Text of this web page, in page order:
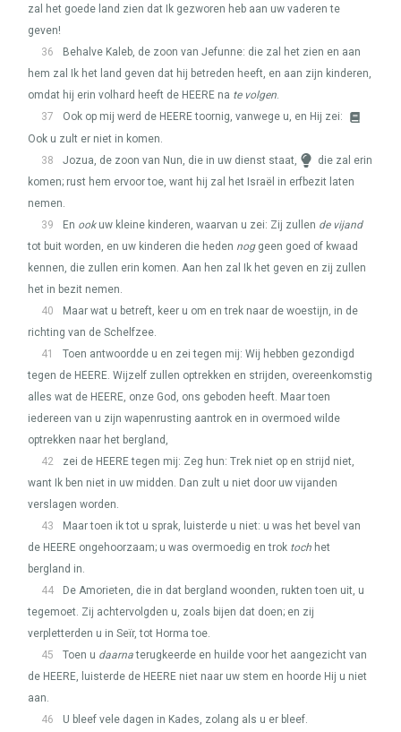
zal het goede land zien dat Ik gezworen heb aan uw vaderen te
geven!
36
Behalve Kaleb, de zoon van Jefunne: die zal het zien en aan
hem zal Ik het land geven dat hij betreden heeft, en aan zijn kinderen,
omdat hij erin volhard heeft de HEERE na te volgen.
37
Ook op mij werd de HEEREtoornig, vanwege u, en Hij zei:
Ook u zult er niet in komen.
38
Jozua, de zoon van Nun, die in uw dienst staat,
die zal erin
komen; rust hem ervoor toe, want hij zal het Israël in erfbezit laten
nemen.
39
En ookuw kleine kinderen, waarvan u zei: Zij zullen de vijand
tot buit worden, en uw kinderen die heden noggeen goed of kwaad
kennen, die zullen erin komen. Aan hen zal Ik het geven en zij zullen
het in bezit nemen.
40
Maar wat u betreft, keer u om en trek naar de woestijn, in de
richting van de Schelfzee.
41
Toen antwoordde u en zei tegen mij: Wij hebben gezondigd
tegen de HEERE. Wijzelf zullen optrekken en strijden, overeenkomstig
alles wat de HEERE, onze God, ons geboden heeft. Maar toen
iedereen van u zijn wapenrusting aantrok en in overmoed wilde
optrekken naar het bergland,
42
zei de HEEREtegen mij: Zeg hun: Trek niet op en strijd niet,
want Ik ben niet in uw midden. Dan zult u niet door uw vijanden
verslagen worden.
43
Maar toen ik tot u sprak, luisterde u niet: u was het bevel van
de HEERE ongehoorzaam; u was overmoedig en trok toch het
bergland in.
44
De Amorieten, die in dat bergland woonden, rukten toen uit, u
tegemoet. Zij achtervolgden u, zoals bijen dat doen; en zij
verpletterden u in Seïr, tot Horma toe.
45
Toen u daarnaterugkeerde en huilde voor het aangezicht van
de HEERE, luisterde de HEERE niet naar uw stem en hoorde Hij u niet
aan.
46
U bleef vele dagen in Kades, zolang als u er bleef.